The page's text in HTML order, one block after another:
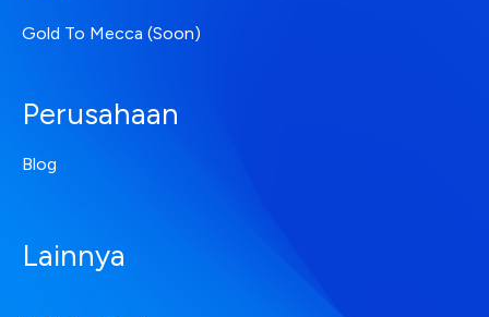
Gold To Mecca (Soon)
Perusahaan
Blog
Lainnya